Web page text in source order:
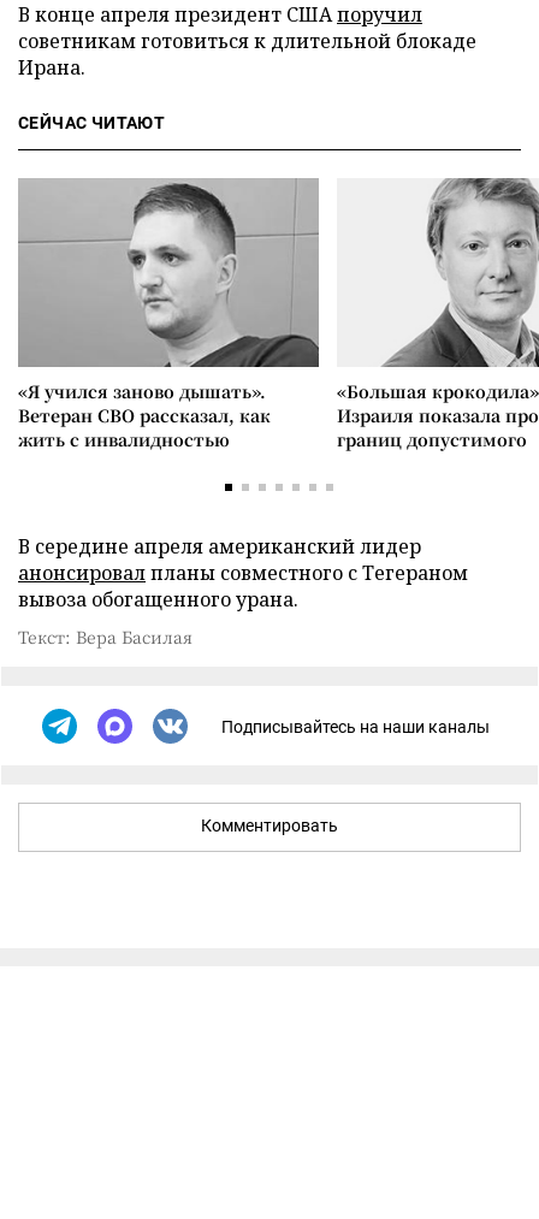
В конце апреля президент СШАпоручил
советникам готовиться к длительной блокаде
Ирана.
СЕЙЧАС ЧИТАЮТ
«Я учился заново дышать».
Ветеран СВО рассказал, как
жить с инвалидностью
«Большая
Израиля показала
границ допустимого
В середине апреля американский лидер
анонсировалпланы совместного с Тегераном
вывоза обогащенного урана.
Текст: Вера Басилая
Подписывайтесь на наши каналы
Комментировать